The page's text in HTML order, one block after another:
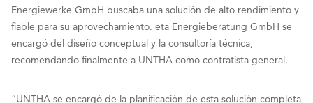
Energiewerke GmbH buscaba una solución de alto rendimiento y
fiable para su aprovechamiento. eta Energieberatung GmbH se
encargó del diseño conceptual y la consultoría técnica,
recomendando finalmente a UNTHA como contratista general.
“UNTHA se encargó de la planificación de esta solución completa